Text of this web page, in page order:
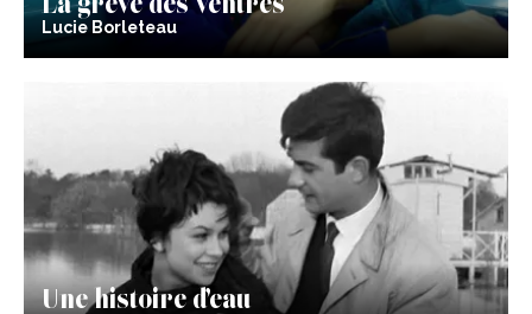
Lucie Borleteau
Une histoire d’eau